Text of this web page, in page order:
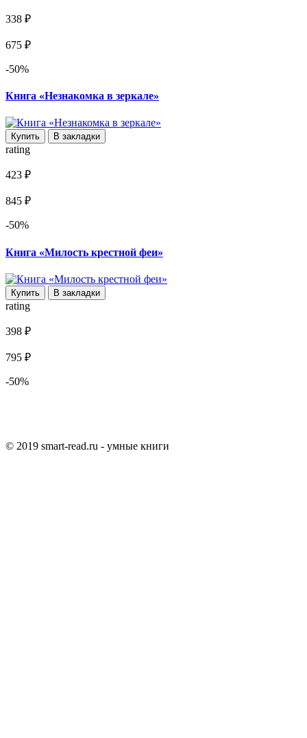
338 ₽
675 ₽
-50%
Книга «Незнакомка в зеркале»
Купить В закладки
rating
423 ₽
845 ₽
-50%
Книга «Милость крестной феи»
Купить В закладки
rating
398 ₽
795 ₽
-50%
© 2019 smart-read.ru - умные книги